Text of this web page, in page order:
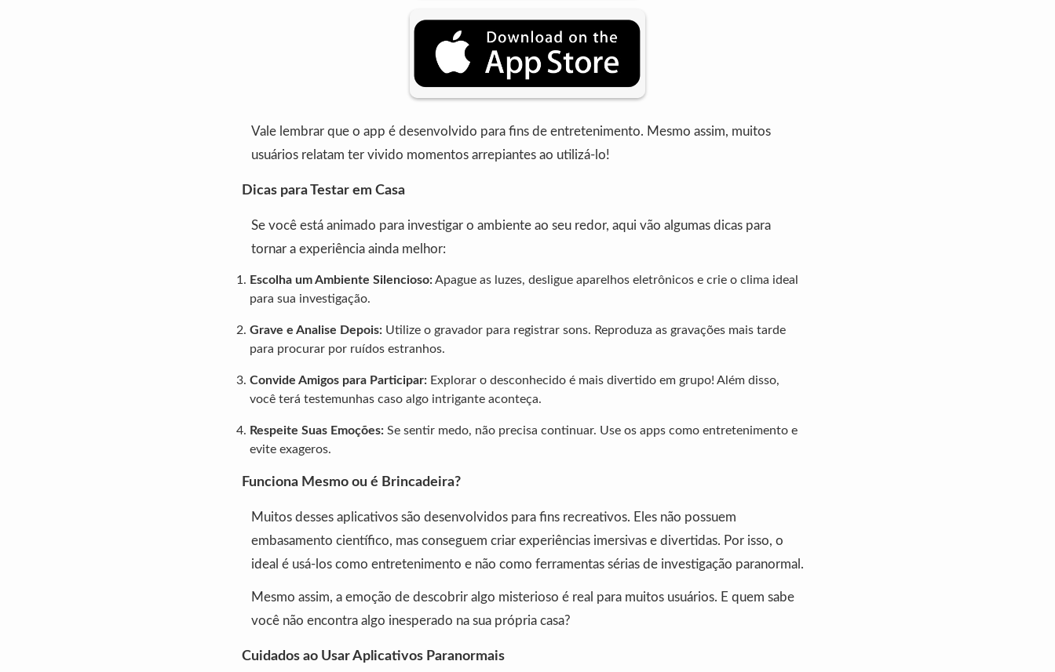
Vale lembrar que o app é desenvolvido para fins de entretenimento. Mesmo assim, muitos
usuários relatam ter vivido momentos arrepiantes ao utilizá-lo!
Dicas para Testar em Casa
Se você está animado para investigar o ambiente ao seu redor, aqui vão algumas dicas para
tornar a experiência ainda melhor:
Escolha um Ambiente Silencioso:Apague as luzes, desligue aparelhos eletrônicos e crie o clima ideal
para sua investigação.
Grave e Analise Depois: Utilize o gravador para registrar sons. Reproduza as gravações mais tarde
para procurar por ruídos estranhos.
Convide Amigos para Participar: Explorar o desconhecido é mais divertido em grupo! Além disso,
você terá testemunhas caso algo intrigante aconteça.
Respeite Suas Emoções: Se sentir medo, não precisa continuar. Use os apps como entretenimento e
evite exageros.
Funciona Mesmo ou é Brincadeira?
Muitos desses aplicativos são desenvolvidos para fins recreativos. Eles não possuem
embasamento científico, mas conseguem criar experiências imersivas e divertidas. Por isso, o
ideal é usá-los como entretenimento e não como ferramentas sérias de investigação paranormal.
Mesmo assim, a emoção de descobrir algo misterioso é real para muitos usuários. E quem sabe
você não encontra algo inesperado na sua própria casa?
Cuidados ao Usar Aplicativos Paranormais